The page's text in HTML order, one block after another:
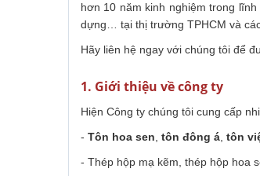
hơn 10 năm kinh nghiệm trong
dựng… tại thị trường TPHCM và
Hãy liên hệ ngay với chúng tôi để
1. Giới thiệu về công ty
Hiện Công ty chúng tôi cung cấp
- Tôn hoa sen tôn đông á tôn
- Thép hộp mạ kẽm, thép hộp hoa